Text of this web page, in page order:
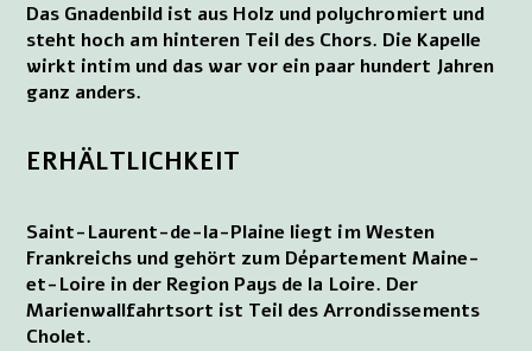
Das Gnadenbild ist aus Holz und polychromiert und
steht hoch am hinteren Teil des Chors. Die Kapelle
wirkt intim und das war vor ein paar hundert Jahren
ganz anders.
ERHÄLTLICHKEIT
Saint-Laurent-de-la-Plaine liegt im Westen
Frankreichs und gehört zum Département Maine-
et-Loire in der Region Pays de la Loire. Der
Marienwallfahrtsort ist Teil des Arrondissements
Cholet.